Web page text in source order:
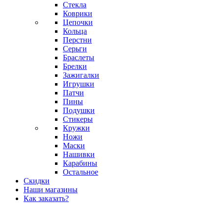
Стекла
Коврики
Цепочки
Кольца
Перстни
Серьги
Браслеты
Брелки
Зажигалки
Игрушки
Патчи
Пины
Подушки
Стикеры
Кружки
Ножи
Маски
Нашивки
Карабины
Остальное
Скидки
Наши магазины
Как заказать?